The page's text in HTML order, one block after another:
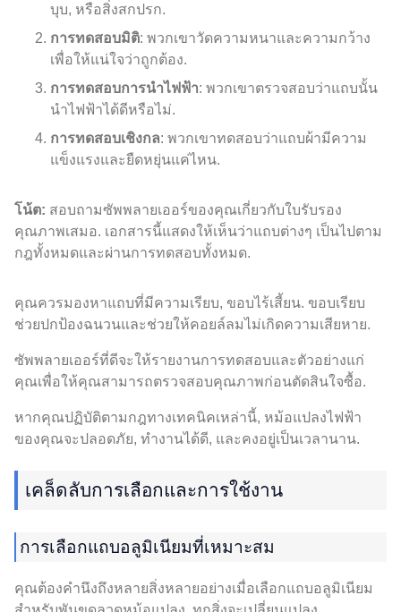
บุบ, หรือสิ่งสกปรก.
การทดสอบมิติ: พวกเขาวัดความหนาและความกว้าง
เพื่อให้แน่ใจว่าถูกต้อง.
การทดสอบการนำไฟฟ้า: พวกเขาตรวจสอบว่าแถบนั้น
นำไฟฟ้าได้ดีหรือไม่.
การทดสอบเชิงกล: พวกเขาทดสอบว่าแถบผ้ามีความ
แข็งแรงและยืดหยุ่นแค่ไหน.
โน้ต: สอบถามซัพพลายเออร์ของคุณเกี่ยวกับใบรับรอง
คุณภาพเสมอ. เอกสารนี้แสดงให้เห็นว่าแถบต่างๆ เป็นไปตาม
กฎทั้งหมดและผ่านการทดสอบทั้งหมด.
คุณควรมองหาแถบที่มีความเรียบ, ขอบไร้เสี้ยน. ขอบเรียบ
ช่วยปกป้องฉนวนและช่วยให้คอยล์ลมไม่เกิดความเสียหาย.
ซัพพลายเออร์ที่ดีจะให้รายงานการทดสอบและตัวอย่างแก่
คุณเพื่อให้คุณสามารถตรวจสอบคุณภาพก่อนตัดสินใจซื้อ.
หากคุณปฏิบัติตามกฎทางเทคนิคเหล่านี้, หม้อแปลงไฟฟ้า
ของคุณจะปลอดภัย, ทำงานได้ดี, และคงอยู่เป็นเวลานาน.
เคล็ดลับการเลือกและการใช้งาน
การเลือกแถบอลูมิเนียมที่เหมาะสม
คุณต้องคำนึงถึงหลายสิ่งหลายอย่างเมื่อเลือกแถบอลูมิเนียม